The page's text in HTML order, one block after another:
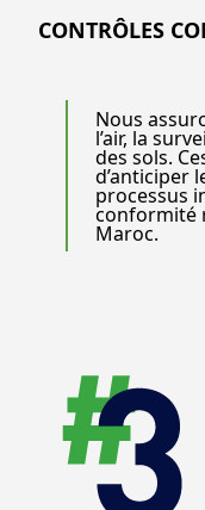
CONTRÔLES
Nous
l’air, la
des sols.
d’anticiper
processus
conformité
Maroc.